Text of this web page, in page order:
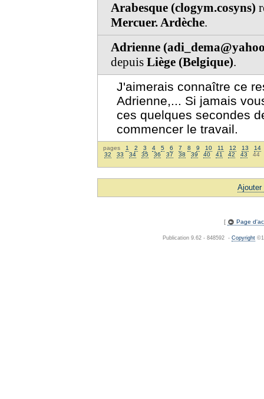
Arabesque (clogym.cosyns)
Mercuer. Ardèche.
Adrienne
depuis Liège (Belgique).
J'aimerais connaître ce
Adrienne,... Si jamais
ces quelques secondes
commencer le travail.
pages 1 2 3 4 5 6 7 8 9 10 11 12 13
14
32
33 34 35 36 37 38 39 40 41 42 43
Ajouter
[ Page
Publication 9.62 - 848592 - Copyright